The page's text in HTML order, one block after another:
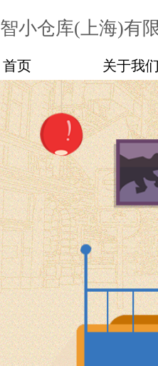
首页 关于我
智小仓库(上海)有